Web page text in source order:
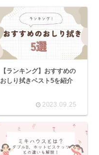
【ランキング】おすすめの
おしり拭きベスト5を紹介
2023.09.25